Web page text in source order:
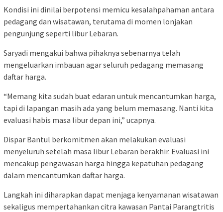
Kondisi ini dinilai berpotensi memicu kesalahpahaman antara
pedagang dan wisatawan, terutama di momen lonjakan
pengunjung seperti libur Lebaran.
Saryadi mengakui bahwa pihaknya sebenarnya telah
mengeluarkan imbauan agar seluruh pedagang memasang
daftar harga.
“Memang kita sudah buat edaran untuk mencantumkan harga,
tapi di lapangan masih ada yang belum memasang. Nanti kita
evaluasi habis masa libur depan ini,” ucapnya.
Dispar Bantul berkomitmen akan melakukan evaluasi
menyeluruh setelah masa libur Lebaran berakhir. Evaluasi ini
mencakup pengawasan harga hingga kepatuhan pedagang
dalam mencantumkan daftar harga.
Langkah ini diharapkan dapat menjaga kenyamanan wisatawan
sekaligus mempertahankan citra kawasan Pantai Parangtritis